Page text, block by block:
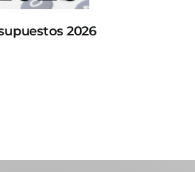
2026